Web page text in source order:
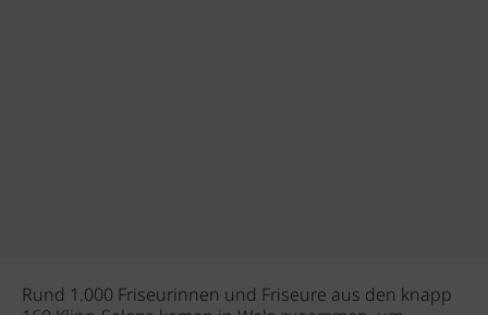
Rund 1.000 Friseurinnen und Friseure aus den knapp